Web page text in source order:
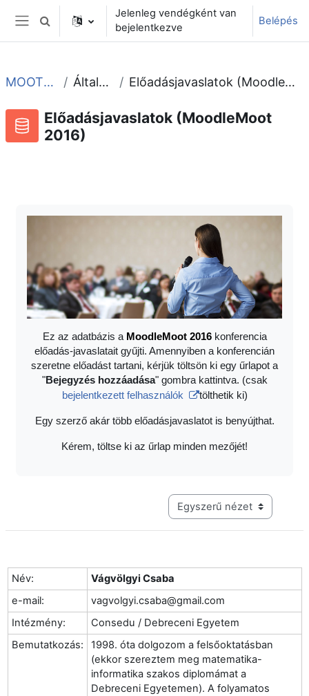
Tovább a fő tartalomhoz
Oldalpanel
Keresési bemeneti adatok váltása
Jelenleg vendégként van
bejelentkezve
Belépés
MOOT2016 Általános Előadásjavaslatok (MoodleMoot 2016)
Előadásjavaslatok (MoodleMoot
2016)
Ez az adatbázis a MoodleMoot 2016konferencia
előadás-javaslatait gyűjti. Amennyiben a konferencián
szeretne előadást tartani, kérjük töltsön ki egy űrlapot a
"Bejegyzés hozzáadása" gombra kattintva. (csak
bejelentkezett felhasználók
tölthetik ki)
Egy szerző akár több előadásjavaslatot is benyújthat.
Kérem, töltse ki az űrlap minden mezőjét!
Harmadik szintű navigáció
Név:
Vágvölgyi Csaba
e-mail:
vagvolgyi.csaba@gmail.com
Intézmény:
Consedu / Debreceni Egyetem
Bemutatkozás:
1998. óta dolgozom a felsőoktatásban
(ekkor szereztem meg matematika-
informatika szakos diplomámat a
Debreceni Egyetemen). A folyamatos